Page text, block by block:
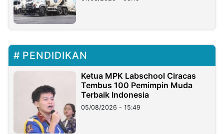
PENDIDIKAN
Ketua MPK Labschool Ciracas
Tembus 100 Pemimpin Muda
Terbaik Indonesia
05/08/2026 - 15:49